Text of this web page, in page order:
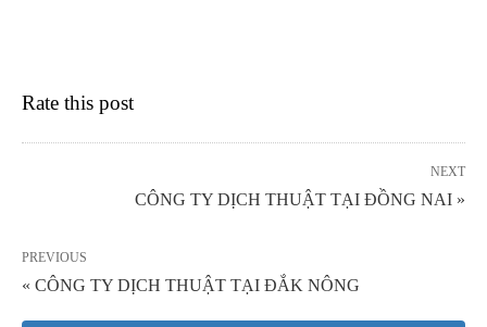
Rate this post
NEXT
CÔNG TY DỊCH THUẬT TẠI ĐỒNG NAI »
PREVIOUS
« CÔNG TY DỊCH THUẬT TẠI ĐẮK NÔNG